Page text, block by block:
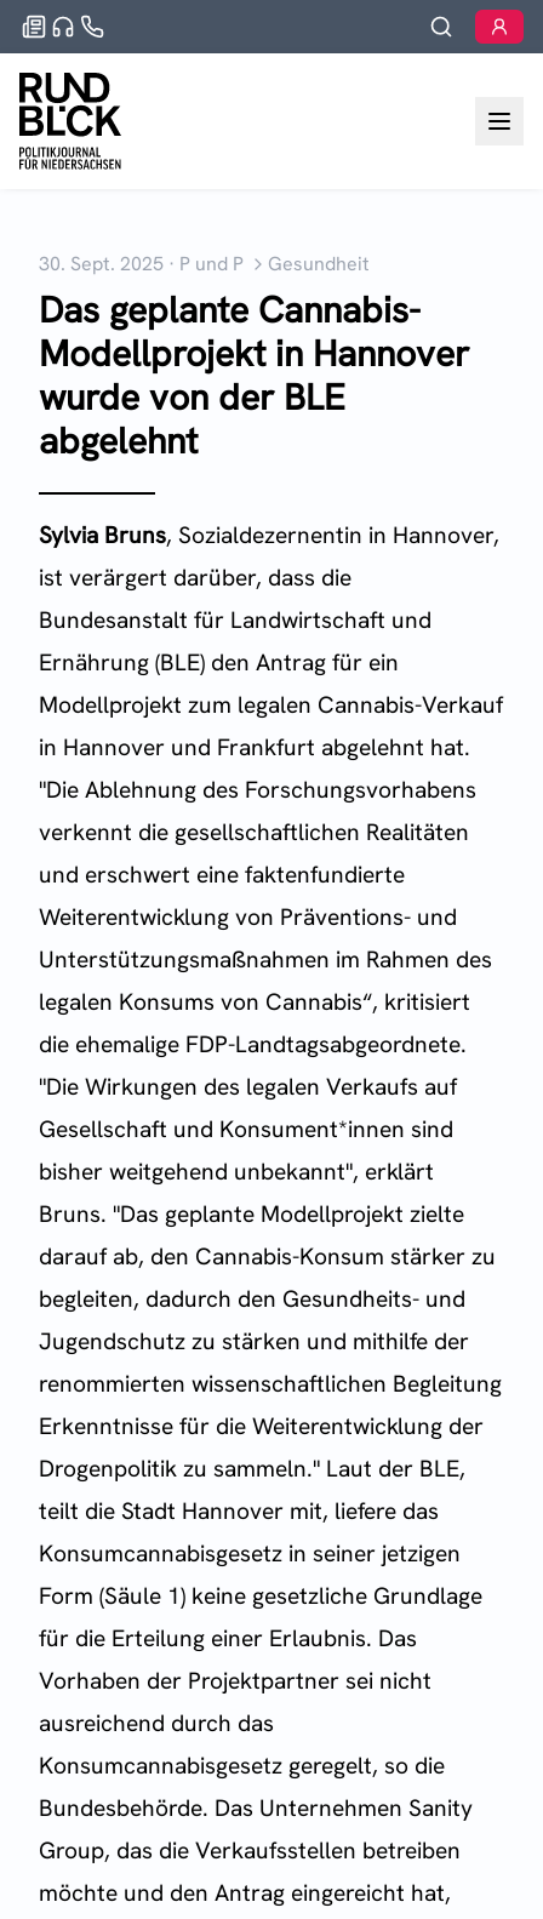
30. Sept. 2025 · P und P Gesundheit
Das geplante Cannabis-
Modellprojekt in Hannover
wurde von der BLE
abgelehnt
Sylvia Bruns, Sozialdezernentin in Hannover,
ist verärgert darüber, dass die
Bundesanstalt für Landwirtschaft und
Ernährung (BLE) den Antrag für ein
Modellprojekt zum legalen Cannabis-Verkauf
in Hannover und Frankfurt abgelehnt hat.
"Die Ablehnung des Forschungsvorhabens
verkennt die gesellschaftlichen Realitäten
und erschwert eine faktenfundierte
Weiterentwicklung von Präventions- und
Unterstützungsmaßnahmen im Rahmen des
legalen Konsums von Cannabis“, kritisiert
die ehemalige FDP-Landtagsabgeordnete.
"Die Wirkungen des legalen Verkaufs auf
Gesellschaft und Konsument*innen sind
bisher weitgehend unbekannt", erklärt
Bruns. "Das geplante Modellprojekt zielte
darauf ab, den Cannabis-Konsum stärker zu
begleiten, dadurch den Gesundheits- und
Jugendschutz zu stärken und mithilfe der
renommierten wissenschaftlichen Begleitung
Erkenntnisse für die Weiterentwicklung der
Drogenpolitik zu sammeln." Laut der BLE,
teilt die Stadt Hannover mit, liefere das
Konsumcannabisgesetz in seiner jetzigen
Form (Säule 1) keine gesetzliche Grundlage
für die Erteilung einer Erlaubnis. Das
Vorhaben der Projektpartner sei nicht
ausreichend durch das
Konsumcannabisgesetz geregelt, so die
Bundesbehörde. Das Unternehmen Sanity
Group, das die Verkaufsstellen betreiben
möchte und den Antrag eingereicht hat,